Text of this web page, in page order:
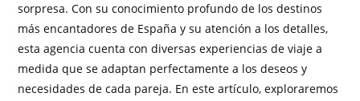
sorpresa. Con su conocimiento profundo de los destinos
más encantadores de España y su atención a los detalles,
esta agencia cuenta con diversas experiencias de viaje a
medida que se adaptan perfectamente a los deseos y
necesidades de cada pareja. En este artículo, exploraremos